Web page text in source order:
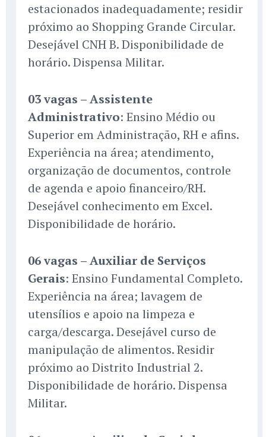
estacionados inadequadamente; residir
próximo ao Shopping Grande Circular.
Desejável CNH B. Disponibilidade de
horário. Dispensa Militar.
03 vagas – Assistente
Administrativo: Ensino Médio ou
Superior em Administração, RH e afins.
Experiência na área; atendimento,
organização de documentos, controle
de agenda e apoio financeiro/RH.
Desejável conhecimento em Excel.
Disponibilidade de horário.
06 vagas – Auxiliar de Serviços
Gerais: Ensino Fundamental Completo.
Experiência na área; lavagem de
utensílios e apoio na limpeza e
carga/descarga. Desejável curso de
manipulação de alimentos. Residir
próximo ao Distrito Industrial 2.
Disponibilidade de horário. Dispensa
Militar.